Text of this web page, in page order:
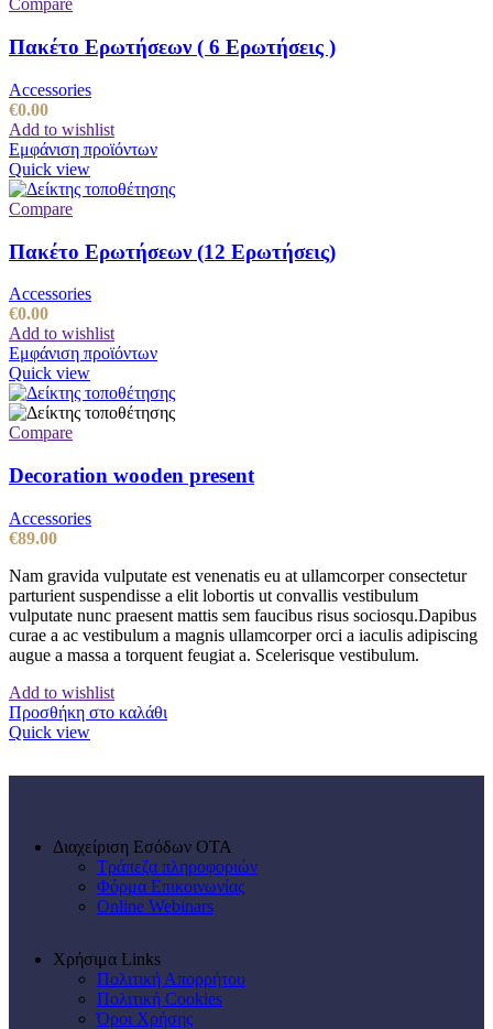
Compare
Πακέτο Ερωτήσεων ( 6 Ερωτήσεις )
Accessories
€0.00
Add to wishlist
Εμφάνιση προϊόντων
Quick view
Compare
Πακέτο Ερωτήσεων (12 Ερωτήσεις)
Accessories
€0.00
Add to wishlist
Εμφάνιση προϊόντων
Quick view
Compare
Decoration wooden present
Accessories
€89.00
Nam gravida vulputate est venenatis eu at ullamcorper consectetur
parturient suspendisse a elit lobortis ut convallis vestibulum
vulputate nunc praesent mattis sem faucibus risus sociosqu.Dapibus
curae a ac vestibulum a magnis ullamcorper orci a iaculis adipiscing
augue a massa a torquent feugiat a. Scelerisque vestibulum.
Add to wishlist
Προσθήκη στο καλάθι
Quick view
Διαχείριση Εσόδων ΟΤΑ
Τράπεζα πληροφοριών
Φόρμα Επικοινωνίας
Online Webinars
Χρήσιμα Links
Πολιτική Απορρήτου
Πολιτική Cookies
Όροι Χρήσης